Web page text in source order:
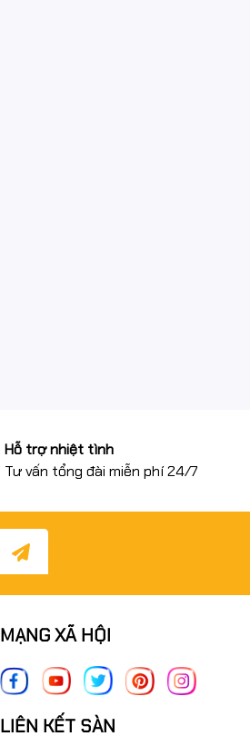
Hỗ trợ nhiệt tình
Tư vấn tổng đài miễn phí 24/7
MẠNG XÃ HỘI
LIÊN KẾT SÀN